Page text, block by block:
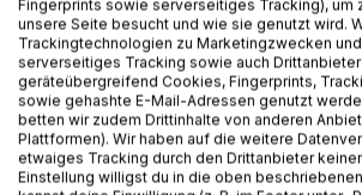
Philosophie passen oder ... oder ... oder
So wie erst die Summe aller richtig
einem Puzzle oder Bild aus
harmonisches Gesamtbild ergibt, sind
Kleinigkeiten einfach immens wichtig.
Fingerprints sowie serverseitiges Tracking), um
unsere Seite besucht und wie sie genutzt wird.
Trackingtechnologien zu Marketingzwecken
serverseitiges Tracking sowie auch
geräteübergreifend Cookies, Fingerprints,
sowie gehashte E-Mail-Adressen genutzt
betten wir zudem Drittinhalte von anderen
Plattformen). Wir haben auf die weitere
etwaiges Tracking durch den Drittanbieter
Einstellung willigst du in die oben